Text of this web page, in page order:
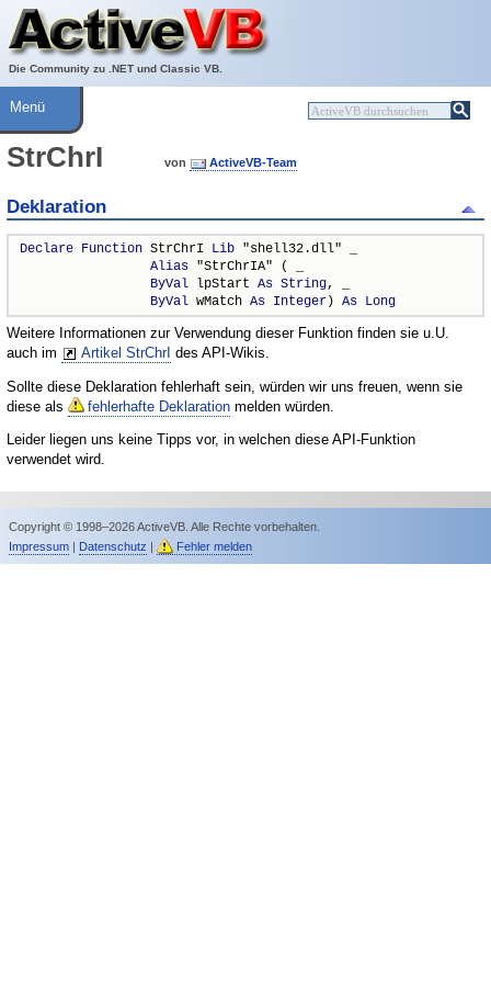
Die Community zu .NET und Classic VB.
Über ActiveVB
Hilfe
Menü
StrChrI von ActiveVB-Team
Deklaration
Declare Function StrChrI Lib "shell32.dll" _
Alias "StrChrIA" ( _
ByVal lpStart As String, _
ByVal wMatch As Integer) As Long
Weitere Informationen zur Verwendung dieser Funktion finden sie u.U.
auch im
Artikel StrChrI des API-Wikis.
Sollte diese Deklaration fehlerhaft sein, würden wir uns freuen, wenn sie
diese als
fehlerhafte Deklaration melden würden.
Leider liegen uns keine Tipps vor, in welchen diese API-Funktion
verwendet wird.
Copyright © 1998–2026 ActiveVB. Alle Rechte vorbehalten.
Impressum| Datenschutz | Fehler melden